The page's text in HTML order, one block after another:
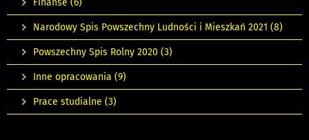
Finanse (6)
Narodowy Spis Powszechny Ludności i Mieszkań 2021 (8)
Powszechny Spis Rolny 2020 (3)
Inne opracowania (9)
Prace studialne (3)